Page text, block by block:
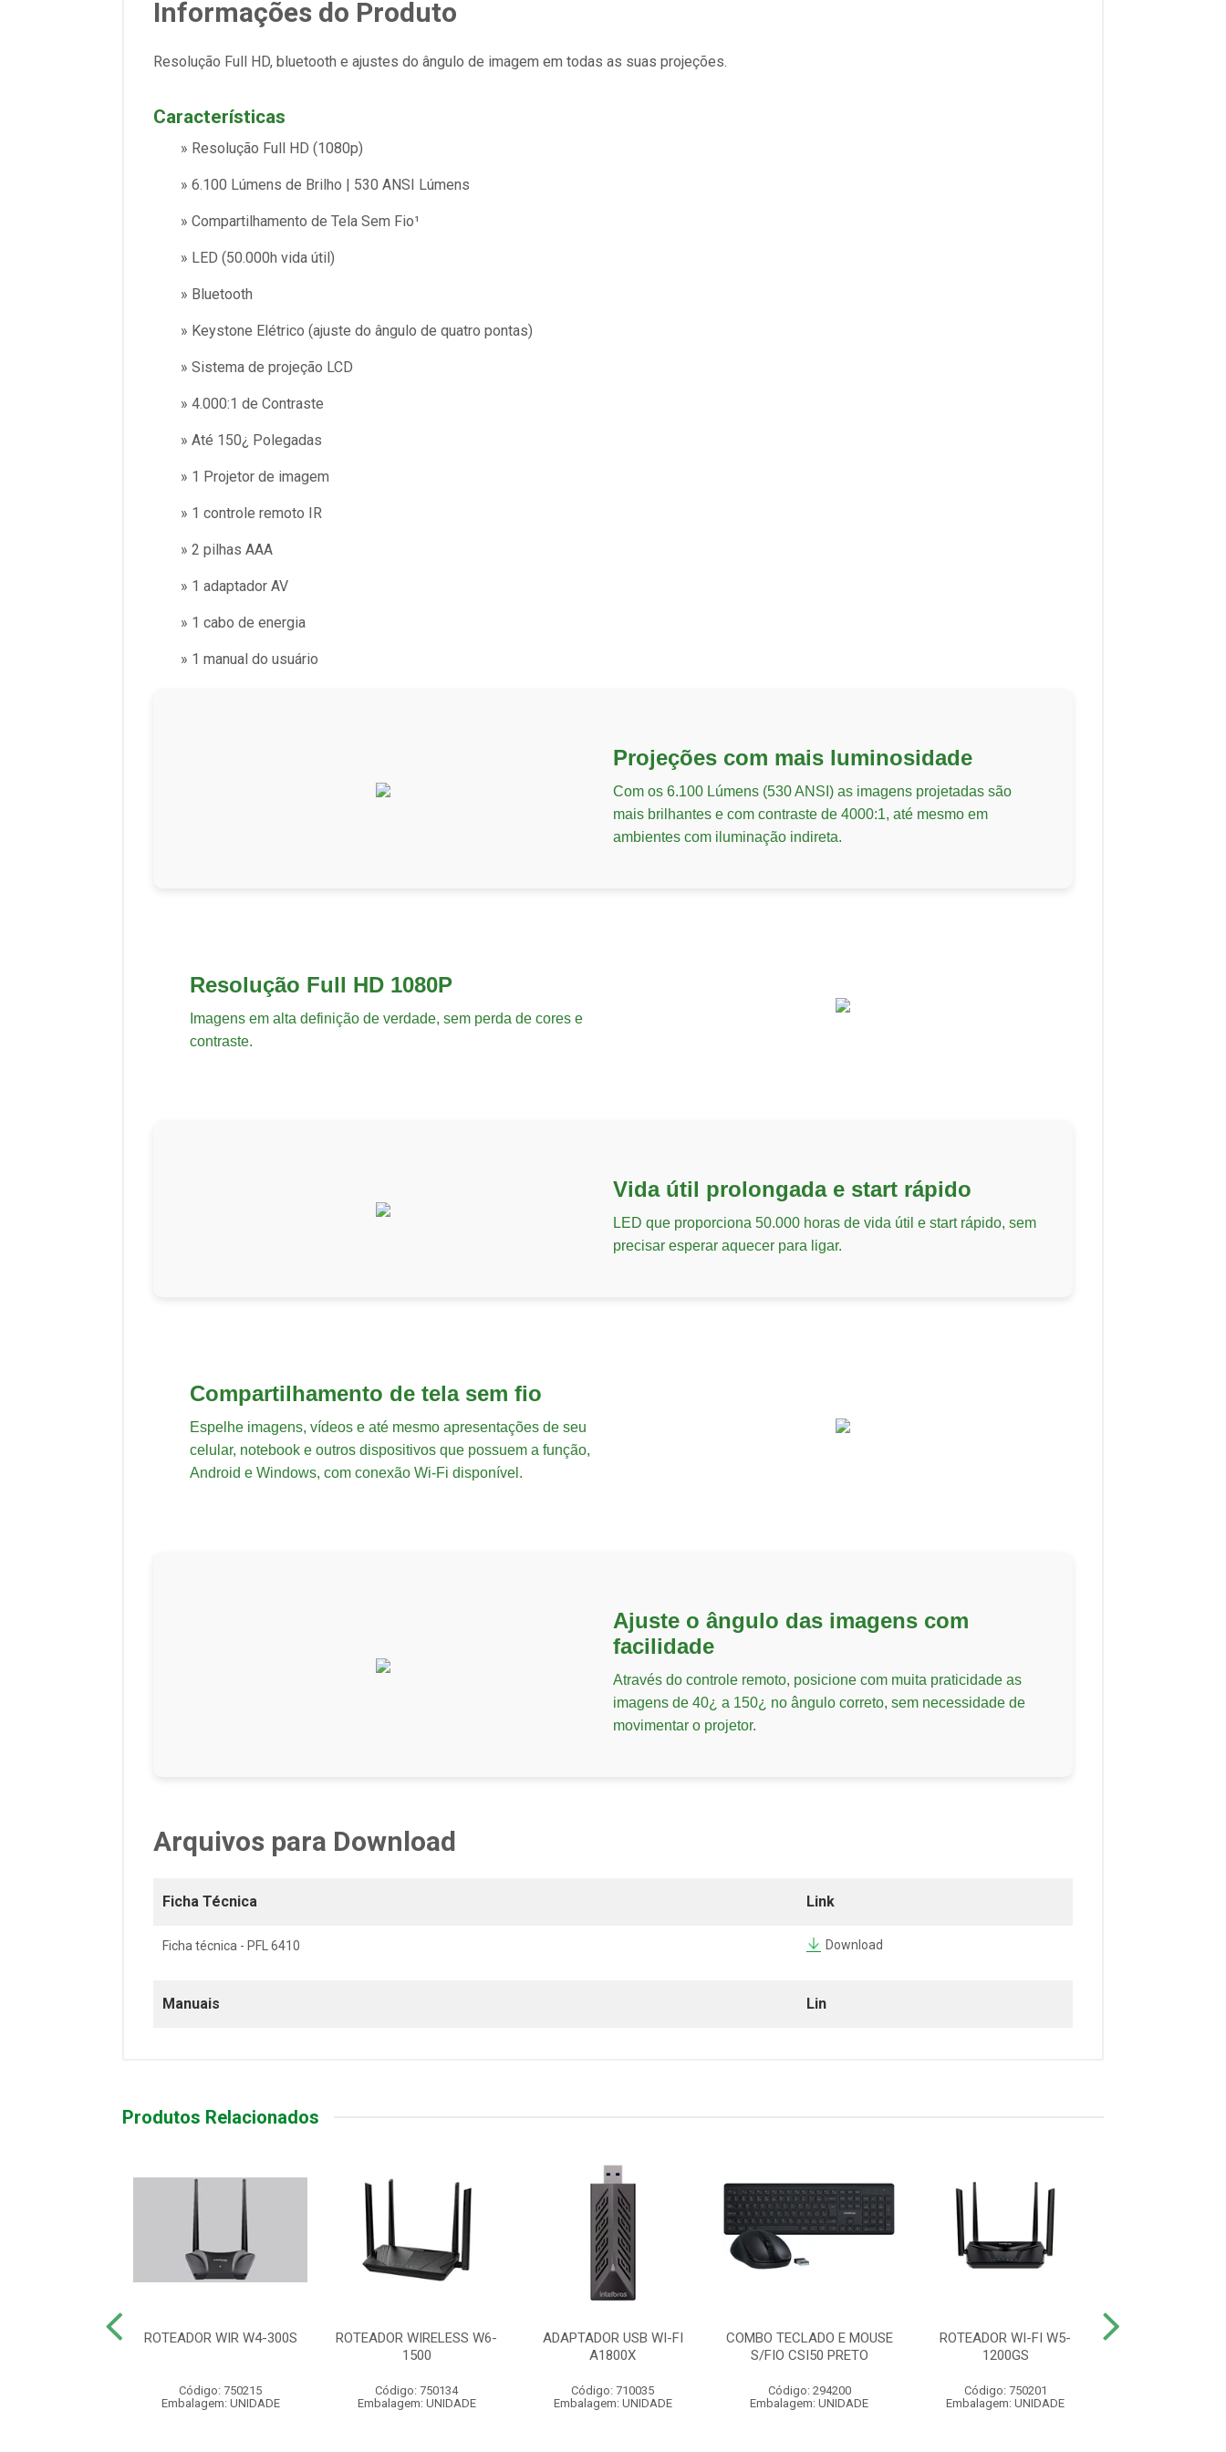
Informações do Produto
Resolução Full HD, bluetooth e ajustes do ângulo de imagem em todas as suas projeções.
Características
» Resolução Full HD (1080p)
» 6.100 Lúmens de Brilho | 530 ANSI Lúmens
» Compartilhamento de Tela Sem Fio¹
» LED (50.000h vida útil)
» Bluetooth
» Keystone Elétrico (ajuste do ângulo de quatro pontas)
» Sistema de projeção LCD
» 4.000:1 de Contraste
» Até 150¿ Polegadas
» 1 Projetor de imagem
» 1 controle remoto IR
» 2 pilhas AAA
» 1 adaptador AV
» 1 cabo de energia
» 1 manual do usuário
Projeções com mais luminosidade
Com os 6.100 Lúmens (530 ANSI) as imagens projetadas são
mais brilhantes e com contraste de 4000:1, até mesmo em
ambientes com iluminação indireta.
Resolução Full HD 1080P
Imagens em alta definição de verdade, sem perda de cores e
contraste.
Vida útil prolongada e start rápido
LED que proporciona 50.000 horas de vida útil e start rápido, sem
precisar esperar aquecer para ligar.
Compartilhamento de tela sem fio
Espelhe imagens, vídeos e até mesmo apresentações de seu
celular, notebook e outros dispositivos que possuem a função,
Android e Windows, com conexão Wi-Fi disponível.
Ajuste o ângulo das imagens com
facilidade
Através do controle remoto, posicione com muita praticidade as
imagens de 40¿ a 150¿ no ângulo correto, sem necessidade de
movimentar o projetor.
Arquivos para Download
Ficha Técnica Link
Ficha técnica - PFL 6410 Download
Manuais Lin
Produtos Relacionados
ROTEADOR WIR W4-300S
Código: 750215
Embalagem: UNIDADE
ROTEADOR WIRELESS W6-
1500
Código: 750134
Embalagem: UNIDADE
ADAPTADOR USB WI-FI
A1800X
Código: 710035
Embalagem: UNIDADE
COMBO TECLADO E MOUSE
S/FIO CSI50 PRETO
Código: 294200
Embalagem: UNIDADE
ROTEADOR WI-FI W5-
1200GS
Código: 750201
Embalagem: UNIDADE